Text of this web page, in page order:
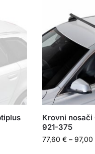
Krovni nosači
921-375
77,60€ – 97,00